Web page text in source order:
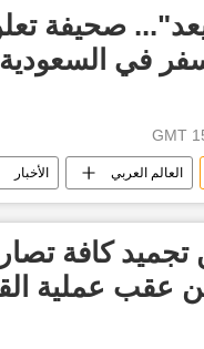
صحيفة
في السعودية
العالم العربي الأخبار
إلغاء تصاريح تأشيرة
تجميد كافة
عقب عملية